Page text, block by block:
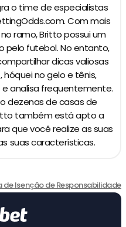
o time de especialistas
Com mais
ramo, Britto possui um
pelo futebol. No entanto,
dicas valiosas
hóquei no gelo e tênis,
analisa frequentemente.
dezenas de casas de
também está apto a
que você realize as suas
suas características.
de Isenção de Responsabilidade